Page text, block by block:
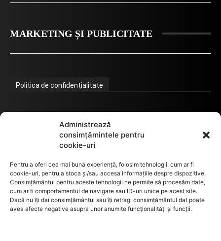
Administrează
consimțămintele pentru
cookie-uri
Pentru a oferi cea mai bună experiență, folosim tehnologii, cum ar fi
cookie-uri, pentru a stoca și/sau accesa informațiile despre dispozitive.
Consimțământul pentru aceste tehnologii ne permite să procesăm date,
cum ar fi comportamentul de navigare sau ID-uri unice pe acest site.
Dacă nu îți dai consimțământul sau îți retragi consimțământul dat poate
avea afecte negative asupra unor anumite funcționalități și funcții.